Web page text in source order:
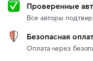
Проверенные
Все авторы
Безопасная
Оплата через